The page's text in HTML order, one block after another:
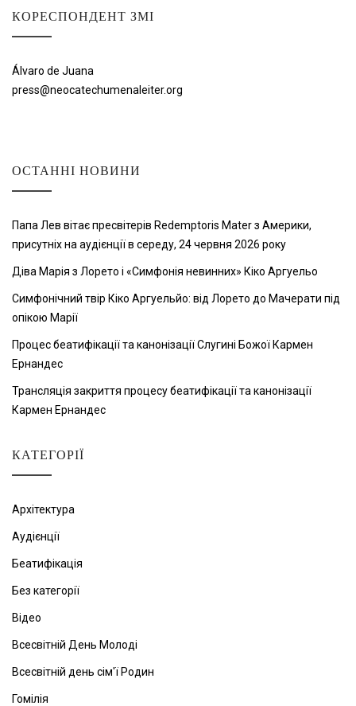
КОРЕСПОНДЕНТ ЗМІ
Álvaro de Juana
press@neocatechumenaleiter.org
ОСТАННІ НОВИНИ
Папа Лев вітає пресвітерів Redemptoris Mater з Америки,
присутніх на аудієнції в середу, 24 червня 2026 року
Діва Марія з Лорето і «Симфонія невинних» Кіко Аргуельо
Симфонічний твір Кіко Аргуельйо: від Лорето до Мачерати під
опікою Марії
Процес беатифікації та канонізації Слугині Божої Кармен
Ернандес
Трансляція закриття процесу беатифікації та канонізації
Кармен Ернандес
КАТЕГОРІЇ
Архітектура
Аудієнції
Беатифікація
Без категорії
Відео
Всесвітній День Молоді
Всесвітній день сім'ї Родин
Гомілія